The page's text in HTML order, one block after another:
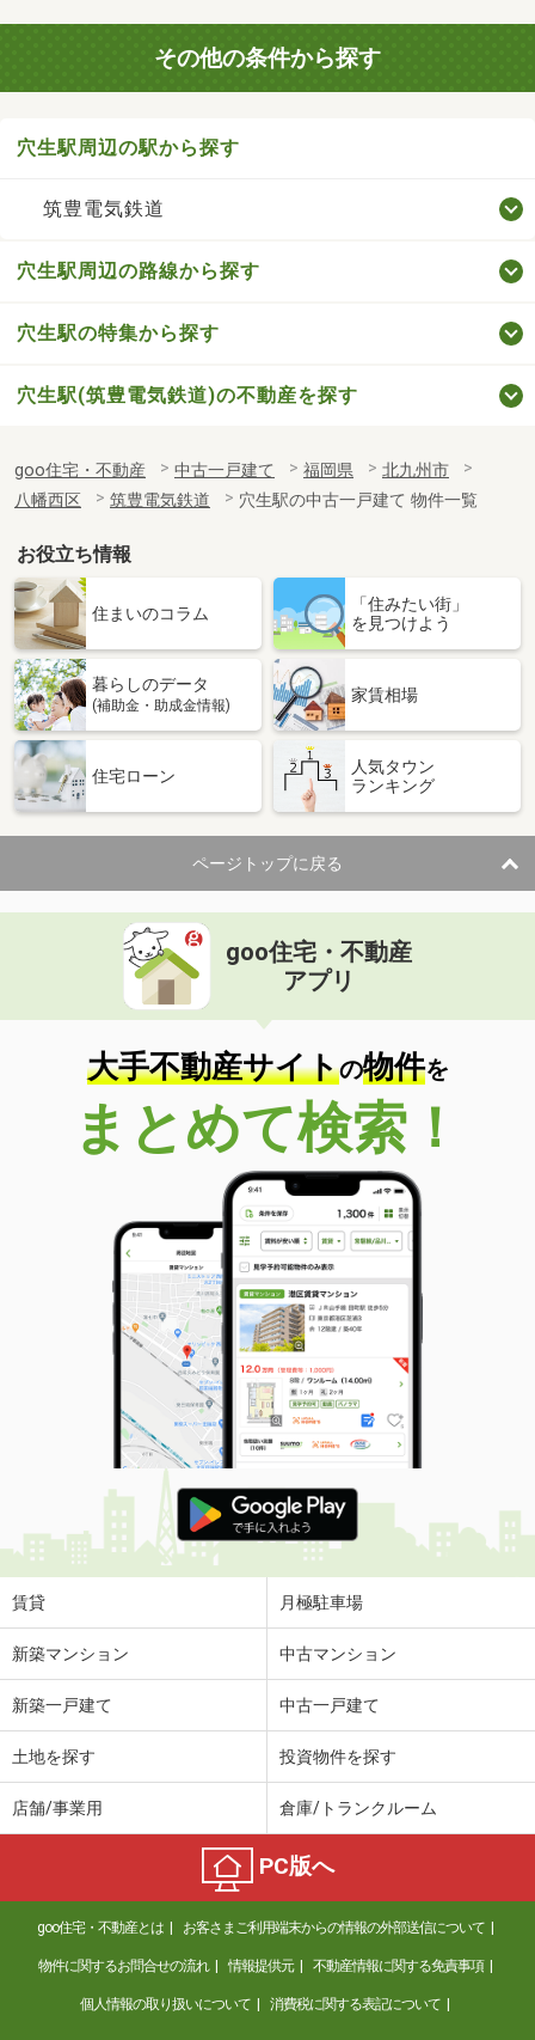
その他の条件から探す
穴生駅周辺の駅から探す
筑豊電気鉄道
穴生駅周辺の路線から探す
穴生駅の特集から探す
穴生駅(筑豊電気鉄道)の不動産を探す
goo住宅・不動産 中古一戸建て 福岡県
北九州市
八幡西区
筑豊電気鉄道 穴生駅の中古一戸建て 物件一覧
お役立ち情報
住まいのコラム
「住みたい街」
を見つけよう
暮らしのデータ
(補助金・助成金情報)
家賃相場
住宅ローン
人気タウン
ランキング
ページトップに戻る
goo住宅・不動産
アプリ
大手不動産サイトの物件を
まとめて検索！
賃貸 月極駐車場
新築マンション 中古マンション
新築一戸建て 中古一戸建て
土地を探す 投資物件を探す
店舗/事業用 倉庫/トランクルーム
PC版へ
goo住宅・不動産とは お客さまご利用端末からの情報の外部送信について
物件に関するお問合せの流れ 情報提供元 不動産情報に関する免責事項
個人情報の取り扱いについて 消費税に関する表記について